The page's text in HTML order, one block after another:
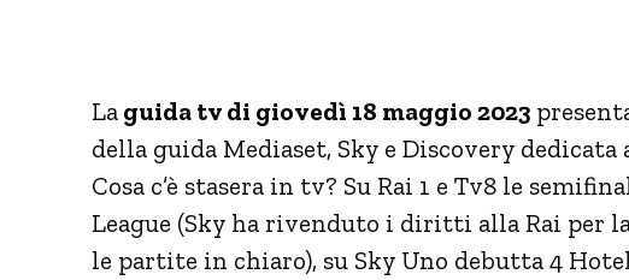
La guida tv di giovedì 18 maggio 2023
della guida Mediaset, Sky e Discovery
Cosa c’è stasera in tv? Su Rai 1 e Tv8 le
League (Sky ha rivenduto i diritti alla Rai per
le partite in chiaro), su Sky Uno debutta 4